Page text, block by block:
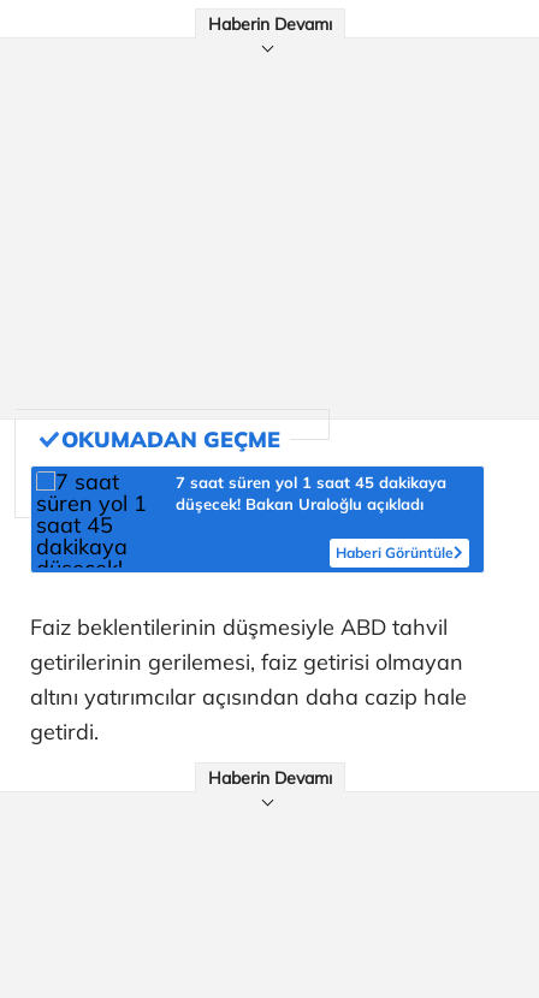
Haberin Devamı
7 saat süren yol 1 saat 45 dakikaya
düşecek! Bakan Uraloğlu açıkladı
Haberi Görüntüle
Faiz beklentilerinin düşmesiyle ABD tahvil
getirilerinin gerilemesi, faiz getirisi olmayan
altını yatırımcılar açısından daha cazip hale
getirdi.
Haberin Devamı